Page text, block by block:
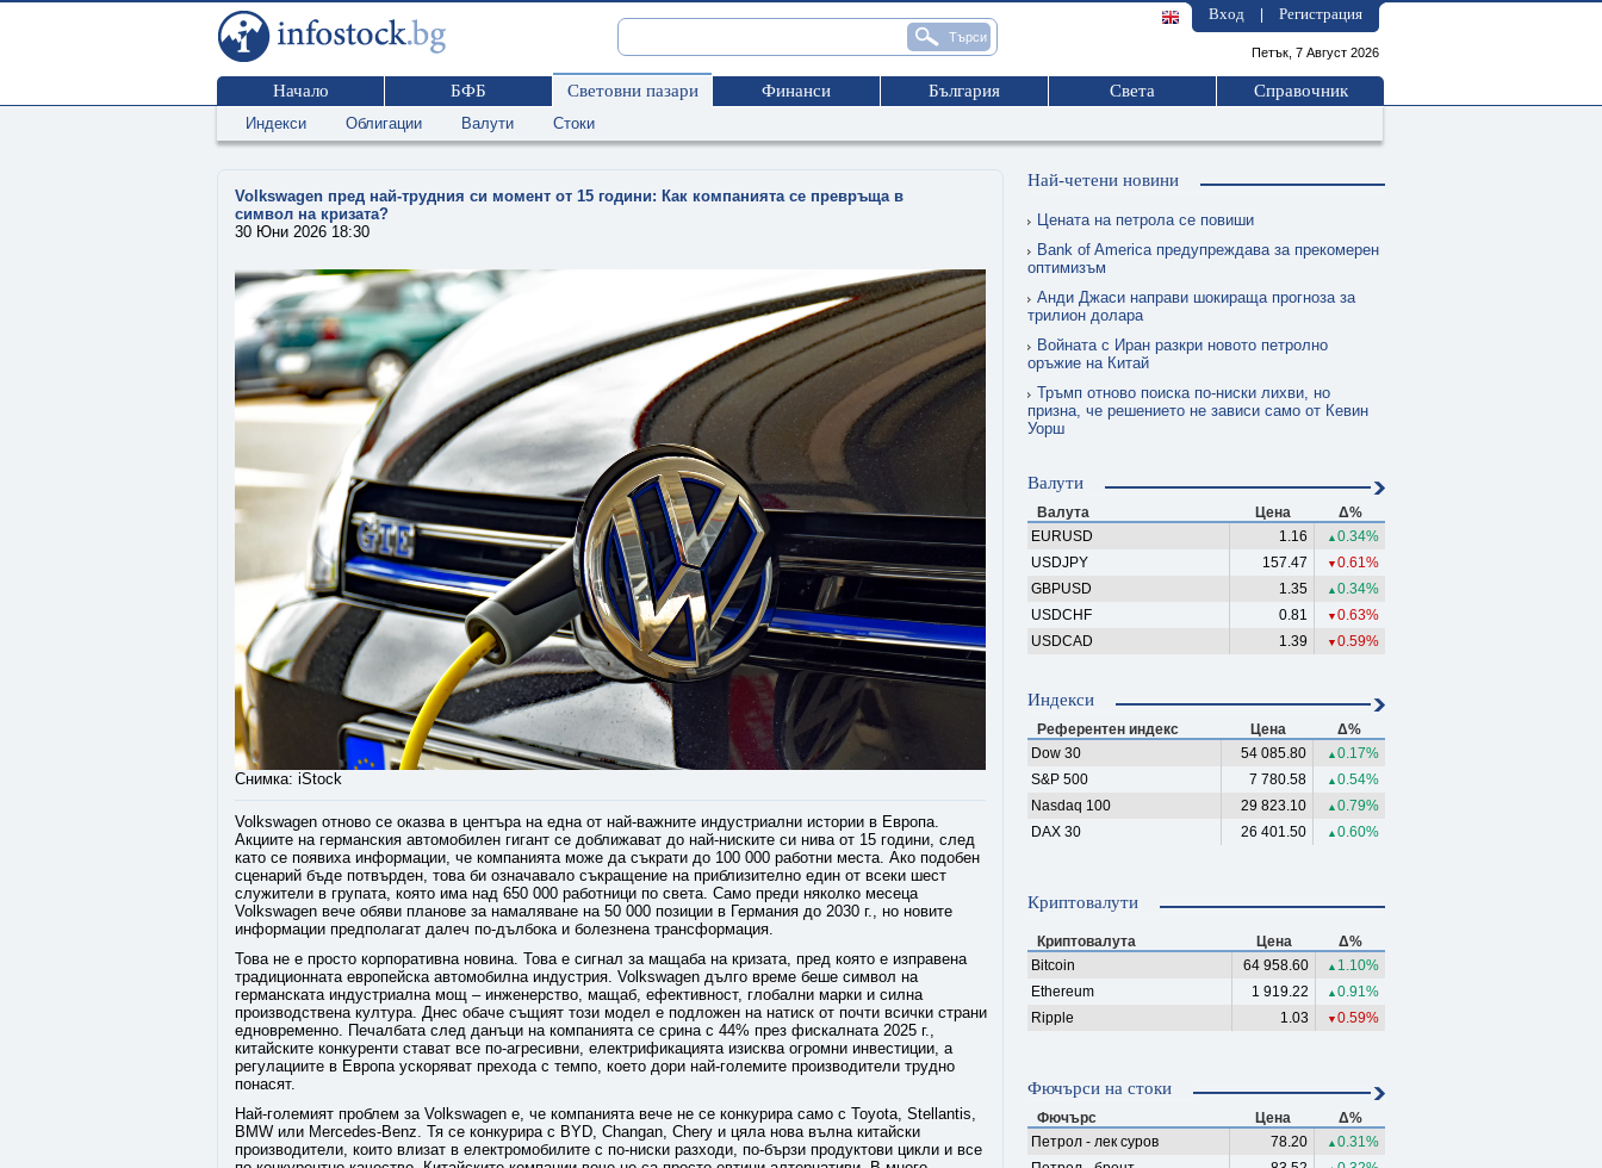
Вход Регистрация
Петък, 7 Август 2026
Начало БФБ Световни пазари Финанси България Света Справочник
Индекси Облигации Валути Стоки
Volkswagen пред най-трудния си момент от 15 години: Как компанията се превръща в
символ на кризата?
30 Юни 2026 18:30
Снимка: iStock
Volkswagen отново се оказва в центъра на една от най-важните индустриални истории в Европа.
Акциите на германския автомобилен гигант се доближават до най-ниските си нива от 15 години, след
като се появиха информации, че компанията може да съкрати до 100 000 работни места. Ако подобен
сценарий бъде потвърден, това би означавало съкращение на приблизително един от всеки шест
служители в групата, която има над 650 000 работници по света. Само преди няколко месеца
Volkswagen вече обяви планове за намаляване на 50 000 позиции в Германия до 2030 г., но новите
информации предполагат далеч по-дълбока и болезнена трансформация.
Това не е просто корпоративна новина. Това е сигнал за мащаба на кризата, пред която е изправена
традиционната европейска автомобилна индустрия. Volkswagen дълго време беше символ на
германската индустриална мощ – инженерство, мащаб, ефективност, глобални марки и силна
производствена култура. Днес обаче същият този модел е подложен на натиск от почти всички страни
едновременно. Печалбата след данъци на компанията се срина с 44% през фискалната 2025 г.,
китайските конкуренти стават все по-агресивни, електрификацията изисква огромни инвестиции, а
регулациите в Европа ускоряват прехода с темпо, което дори най-големите производители трудно
понасят.
Най-големият проблем за Volkswagen е, че компанията вече не се конкурира само с Toyota, Stellantis,
BMW или Mercedes-Benz. Тя се конкурира с BYD, Changan, Chery и цяла нова вълна китайски
производители, които влизат в електромобилите с по-ниски разходи, по-бързи продуктови цикли и все
Най-четени новини
Цената на петрола се повиши
Bank of America предупреждава за прекомерен
оптимизъм
Анди Джаси направи шокираща прогноза за
трилион долара
Войната с Иран разкри новото петролно
оръжие на Китай
Тръмп отново поиска по-ниски лихви, но
призна, че решението не зависи само от Кевин
Уорш
Валути
Валута Цена
Δ%
EURUSD
1.16 ▲ 0.34%
USDJPY
157.47 ▼ 0.61%
GBPUSD
1.35 ▲ 0.34%
USDCHF
0.81 ▼ 0.63%
USDCAD
1.39 ▼ 0.59%
Индекси
Референтен индекс Цена
Δ%
Dow 30
54 085.80 ▲ 0.17%
S&P 500
7 780.58 ▲ 0.54%
Nasdaq 100
29 823.10 ▲ 0.79%
DAX 30
26 401.50 ▲ 0.60%
Криптовалути
Криптовалута Цена
Δ%
Bitcoin
64 958.60 ▲ 1.10%
Ethereum
1 919.22 ▲ 0.91%
Ripple
1.03 ▼ 0.59%
Фючърси на стоки
Фючърс Цена
Δ%
Петрол - лек суров
78.20 ▲ 0.31%